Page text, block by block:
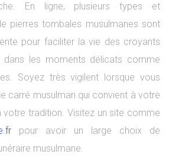
En ligne, plusieurs types et
pierres tombales musulmanes sont
pour faciliter la vie des croyants
dans les moments délicats comme
Soyez très vigilent lorsque vous
carré musulman qui convient à votre
votre tradition. Visitez un site comme
pour avoir un large choix de
musulmane.